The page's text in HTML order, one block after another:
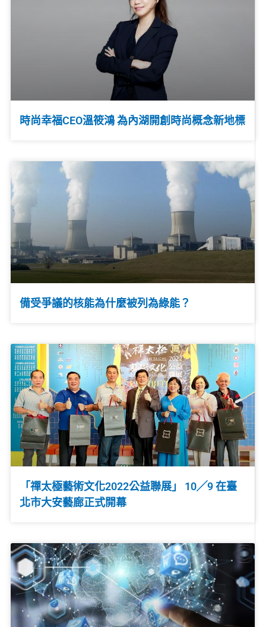
時尚幸福CEO溫筱鴻 為內湖開創時尚概念新地標
備受爭議的核能為什麼被列為綠能？
「禪太極藝術文化2022公益聯展」 10╱9 在臺
北市大安藝廊正式開幕